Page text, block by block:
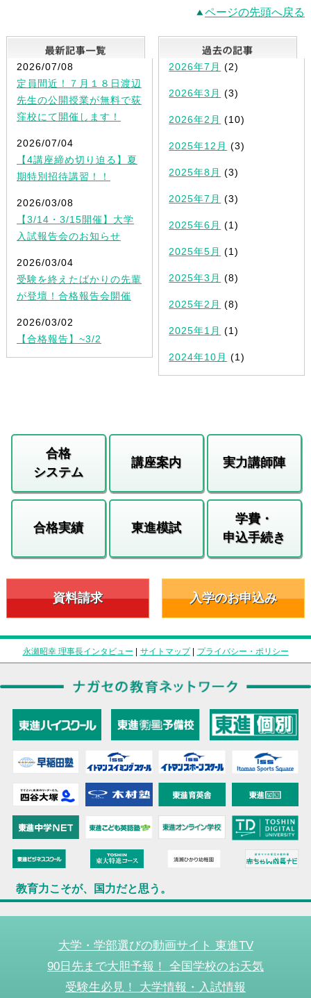
ページの先頭へ戻る
最新記事一覧
2026/07/08
定員間近！７月１８日渡辺
先生の公開授業が無料で荻
窪校にて開催します！
2026/07/04
【4講座締め切り迫る】夏
期特別招待講習！！
2026/03/08
【3/14・3/15開催】大学
入試報告会のお知らせ
2026/03/04
受験を終えたばかりの先輩
が登壇！合格報告会開催
2026/03/02
【合格報告】~3/2
2026年7月 (2)
2026年3月 (3)
2026年2月 (10)
2025年12月 (3)
2025年8月 (3)
2025年7月 (3)
2025年6月 (1)
2025年5月 (1)
2025年3月 (8)
2025年2月 (8)
2025年1月 (1)
2024年10月 (1)
合格
システム
講座案内 実力講師陣
合格実績 東進模試
学費・
申込手続き
資料請求 入学のお申込み
永瀬昭幸 理事長インタビュー | サイトマップ| プライバシー・ポリシー
教育力こそが、国力だと思う。
大学・学部選びの動画サイト 東進TV
90日先まで大胆予報！ 全国学校のお天気
受験生必見！ 大学情報・入試情報